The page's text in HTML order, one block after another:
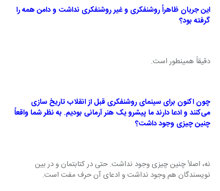
این جریان ظاهراً روشنفکری و غیر روشنفکری نداشت و دامن همه را
گرفته بود؟
دقیقاً همینطور است.
چون اکنون برای سینمای روشنفکری قبل از انقلاب تاریخ سازی
می‌کنند و ادعا دارند ما پیشرو یک هنر آرمانی بودیم. به نظر شما واقعاً
چنین چیزی وجود داشت؟
نه، اصلاً چنین چیزی وجود نداشت. حتی در کتابتمان و در بین
نویسندگان هم وجود نداشت و ادعای آن حرف مفت است.